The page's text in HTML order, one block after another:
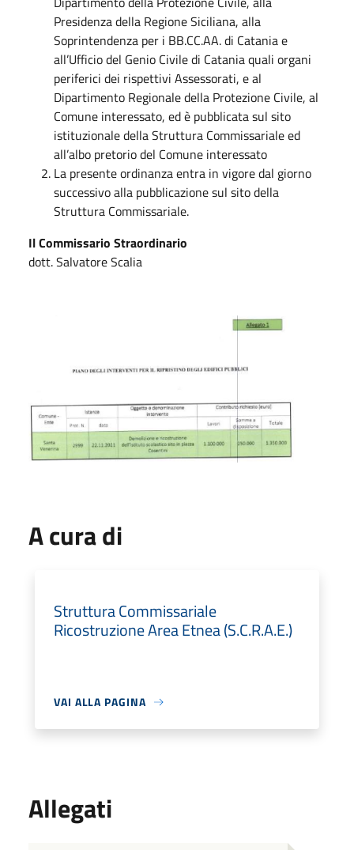
Presidenza della Regione Siciliana, alla
Soprintendenza per i BB.CC.AA. di Catania e
all’Ufficio del Genio Civile di Catania quali organi
periferici dei rispettivi Assessorati, e al
Dipartimento Regionale della Protezione Civile, al
Comune interessato, ed è pubblicata sul sito
istituzionale della Struttura Commissariale ed
all’albo pretorio del Comune interessato
La presente ordinanza entra in vigore dal giorno
successivo alla pubblicazione sul sito della
Struttura Commissariale.
Il Commissario Straordinario
dott. Salvatore Scalia
A cura di
Struttura Commissariale
Ricostruzione Area Etnea (S.C.R.A.E.)
VAI ALLA PAGINA
Allegati